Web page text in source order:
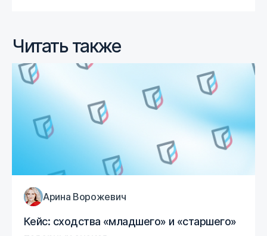
Читать также
Кейс: сходства «младшего» и «старшего»
Арина Ворожевич